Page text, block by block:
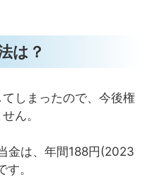
は？
しまったので、今後権
ん。
金は、年間188円(2023
。